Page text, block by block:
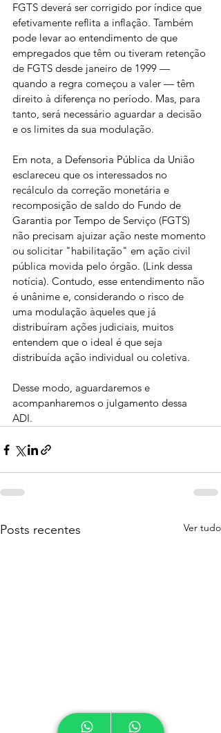
FGTS deverá ser corrigido por índice que
efetivamente reflita a inflação. Também
pode levar ao entendimento de que
empregados que têm ou tiveram retenção
de FGTS desde janeiro de 1999 —
quando a regra começou a valer — têm
direito à diferença no período. Mas, para
tanto, será necessário aguardar a decisão
e os limites da sua modulação.
Em nota, a Defensoria Pública da União
esclareceu que os interessados no
recálculo da correção monetária e
recomposição de saldo do Fundo de
Garantia por Tempo de Serviço (FGTS)
não precisam ajuizar ação neste momento
ou solicitar "habilitação" em ação civil
pública movida pelo órgão. (Link dessa
notícia). Contudo, esse entendimento não
é unânime e, considerando o risco de
uma modulação àqueles que já
distribuíram ações judiciais, muitos
entendem que o ideal é que seja
distribuída ação individual ou coletiva.
Desse modo, aguardaremos e
acompanharemos o julgamento dessa
ADI.
Posts recentes Ver tudo